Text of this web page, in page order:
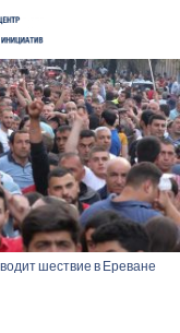
шествие в Ереване